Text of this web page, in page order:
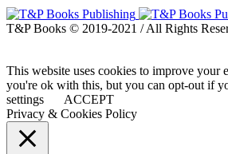
T&P Books © 2019-2021 / All Rights
This website uses cookies to improve your
you're ok with this, but you can opt-out if
settings
ACCEPT
Privacy & Cookies Policy